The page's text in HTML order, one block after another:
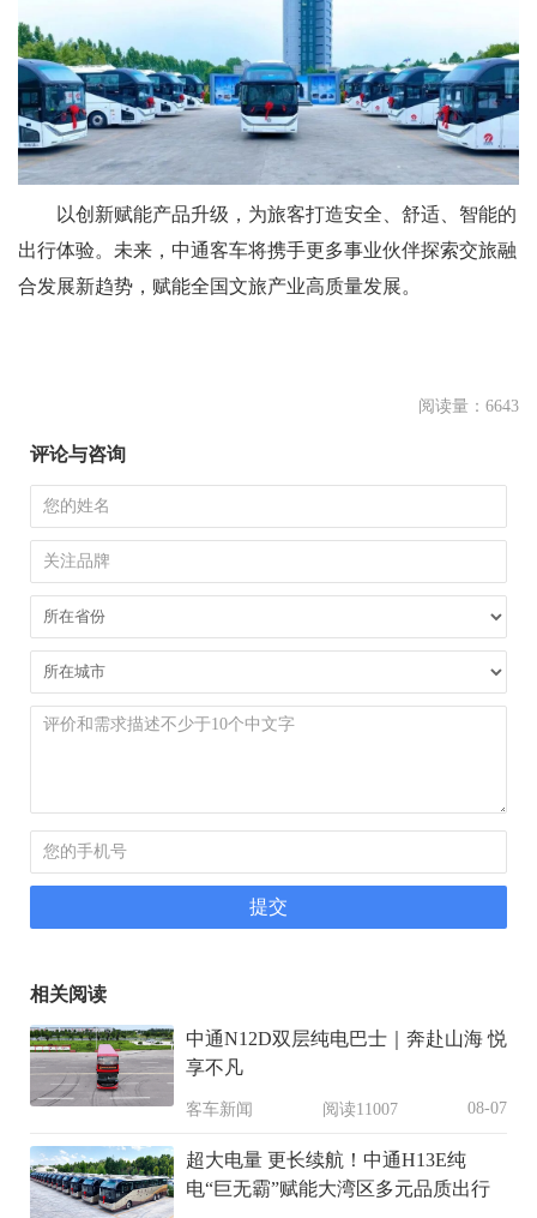
以创新赋能产品升级，为旅客打造安全、舒适、智能的
出行体验。未来，中通客车将携手更多事业伙伴探索交旅融
合发展新趋势，赋能全国文旅产业高质量发展。
阅读量：6643
评论与咨询
相关阅读
中通N12D双层纯电巴士｜奔赴山海 悦
享不凡
客车新闻 阅读11007 08-07
超大电量 更长续航！中通H13E纯
电“巨无霸”赋能大湾区多元品质出行